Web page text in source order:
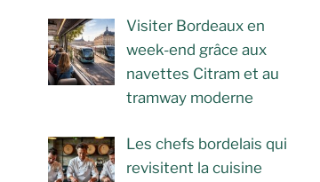
Visiter Bordeaux en
week-end grâce aux
navettes Citram et au
tramway moderne
Les chefs bordelais qui
revisitent la cuisine